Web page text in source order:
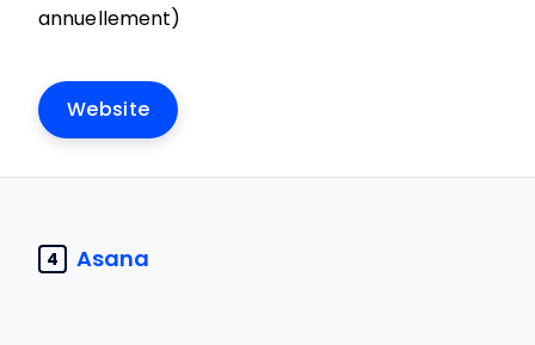
annuellement)
Website
4 Asana